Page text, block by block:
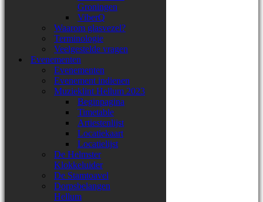
Groningen
ViberQ
Waarom glasvezel?
Terminologie
Veelgestelde vragen
Evenementen
Evenementen
Evenement indienen
Muzieklint Hellum 2023
Beginpagina
Timetable
Artiestenlijst
Locatiekaart
Locatielijst
De Helmster
Klokkeluider
De Stamtoavel
Dorpsbelangen
Hellum